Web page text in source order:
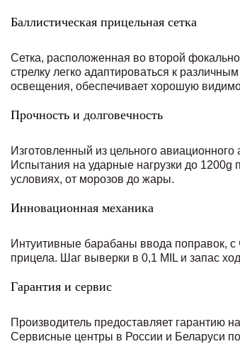
Баллистическая прицельная сетка
Сетка, расположенная во второй
стрелку легко адаптироваться к
освещения, обеспечивает хорошую
Прочность и долговечность
Изготовленный из цельного
Испытания на ударные нагрузки до 1200g
условиях, от морозов до жары.
Инновационная механика
Интуитивные барабаны ввода поправок,
прицела. Шаг выверки в 0,1 MIL и запас
Гарантия и сервис
Производитель предоставляет гарантию
Сервисные центры в России и Беларуси